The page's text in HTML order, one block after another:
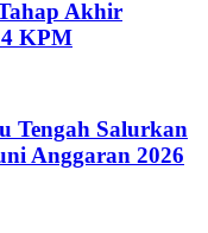
Akhir
KPM
Tengah Salurkan
Anggaran 2026